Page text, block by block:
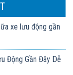
xe lưu động gần
Động Gần Đây Dễ